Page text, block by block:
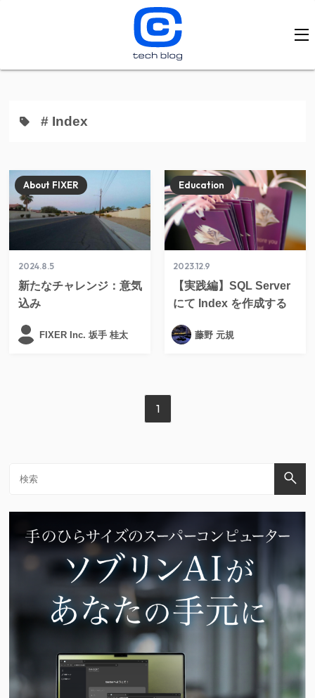
# Index
2024.8.5
新たなチャレンジ：意気
込み
About FIXER
FIXER Inc. 坂手 桂太
2023.12.9
【実践編】SQL Server
にて Index を作成する
Education
藤野 元規
1